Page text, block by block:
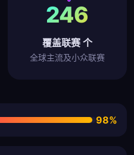
246
覆盖联赛 个
全球主流及小众联赛
98%